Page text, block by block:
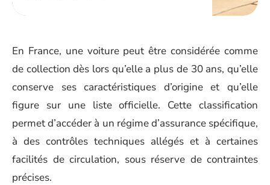
En France, une voiture peut être considérée comme
de collection dès lors qu’elle a plus de 30 ans, qu’elle
conserve ses caractéristiques d’origine et qu’elle
figure sur une liste officielle. Cette classification
permet d’accéder à un régime d’assurance spécifique,
à des contrôles techniques allégés et à certaines
facilités de circulation, sous réserve de contraintes
précises.